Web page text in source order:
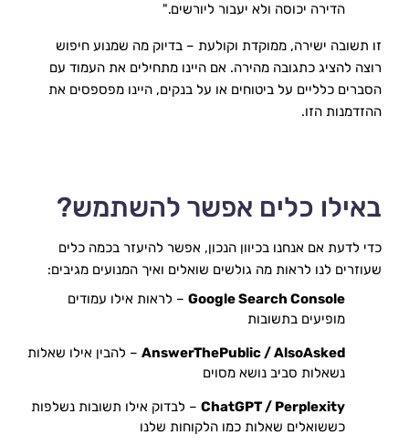
הדירה יכוסה ולא יעבור ליורשים."
ההזדמנות הזו.
באילו כלים אפשר להשתמש?
שעוזרים לנו לראות מה גולשים שואלים ואיך המנועים מגיבים:
Google Search Console
מופיעים בתשובות
AnswerThePublic / AlsoAsked
נשאלות סביב נושא מסוים
ChatGPT / Perplexity
כששואלים שאלות כמו הלקוחות שלנו